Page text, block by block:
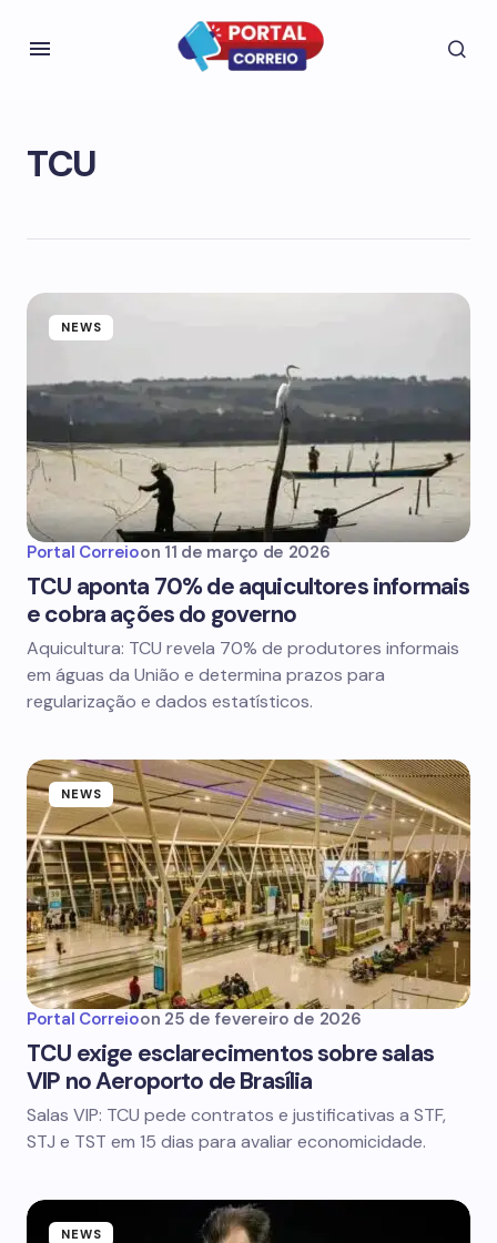
TCU
NEWS
Portal Correioon 11 de março de 2026
TCU aponta 70% de aquicultores informais
e cobra ações do governo
Aquicultura: TCU revela 70% de produtores informais
em águas da União e determina prazos para
regularização e dados estatísticos.
NEWS
Portal Correioon 25 de fevereiro de 2026
TCU exige esclarecimentos sobre salas
VIP no Aeroporto de Brasília
Salas VIP: TCU pede contratos e justificativas a STF,
STJ e TST em 15 dias para avaliar economicidade.
NEWS